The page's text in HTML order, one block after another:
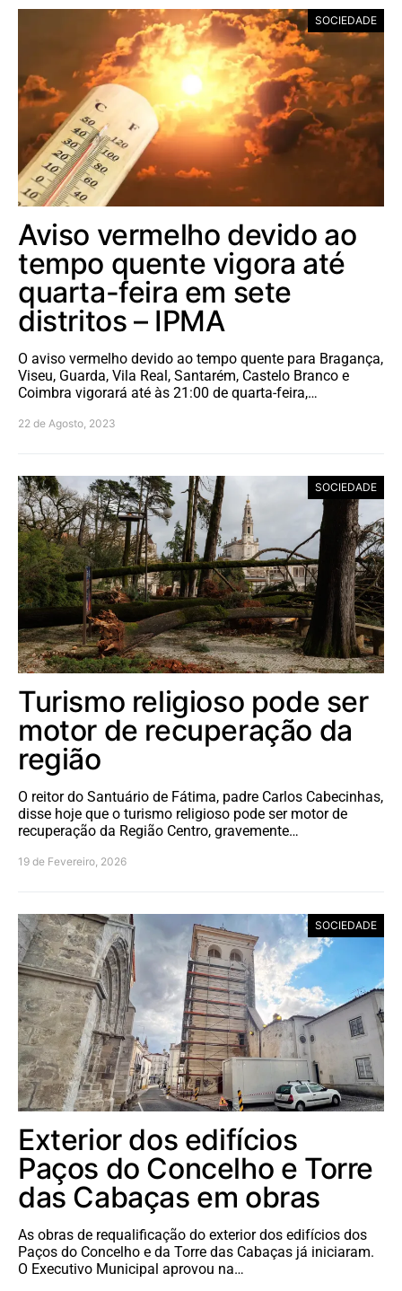
SOCIEDADE
Aviso vermelho devido ao
tempo quente vigora até
quarta-feira em sete
distritos – IPMA
O aviso vermelho devido ao tempo quente para Bragança,
Viseu, Guarda, Vila Real, Santarém, Castelo Branco e
Coimbra vigorará até às 21:00 de quarta-feira,…
22 de Agosto, 2023
SOCIEDADE
Turismo religioso pode ser
motor de recuperação da
região
O reitor do Santuário de Fátima, padre Carlos Cabecinhas,
disse hoje que o turismo religioso pode ser motor de
recuperação da Região Centro, gravemente…
19 de Fevereiro, 2026
SOCIEDADE
Exterior dos edifícios
Paços do Concelho e Torre
das Cabaças em obras
As obras de requalificação do exterior dos edifícios dos
Paços do Concelho e da Torre das Cabaças já iniciaram.
O Executivo Municipal aprovou na…